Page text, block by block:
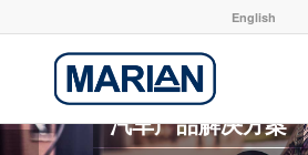
English
汽车产品解决方案